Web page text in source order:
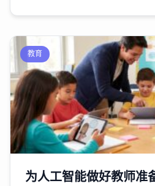
教育
为人工智能做好教师准